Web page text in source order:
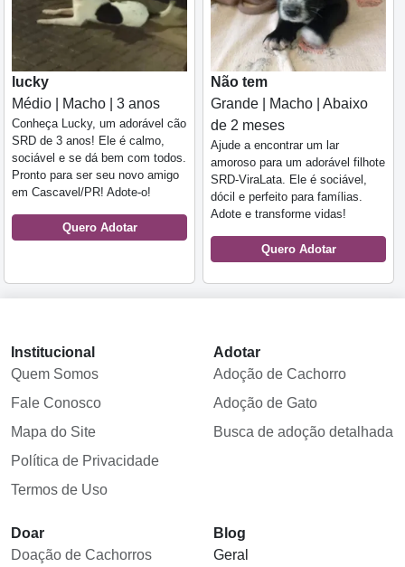
lucky
Médio | Macho | 3 anos
Conheça Lucky, um adorável cão
SRD de 3 anos! Ele é calmo,
sociável e se dá bem com todos.
Pronto para ser seu novo amigo
em Cascavel/PR! Adote-o!
Quero Adotar
Não tem
Grande | Macho | Abaixo
de 2 meses
Ajude a encontrar um lar
amoroso para um adorável filhote
SRD-ViraLata. Ele é sociável,
dócil e perfeito para famílias.
Adote e transforme vidas!
Quero Adotar
Institucional
Quem Somos
Fale Conosco
Mapa do Site
Política de Privacidade
Termos de Uso
Adotar
Adoção de Cachorro
Adoção de Gato
Busca de adoção detalhada
Doar
Doação de Cachorros
Blog
Geral